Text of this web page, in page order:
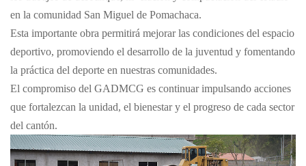
en la comunidad San Miguel de Pomachaca.
Esta importante obra permitirá mejorar las condiciones del espacio
deportivo, promoviendo el desarrollo de la juventud y fomentando
la práctica del deporte en nuestras comunidades.
El compromiso del GADMCG es continuar impulsando acciones
que fortalezcan la unidad, el bienestar y el progreso de cada sector
del cantón.